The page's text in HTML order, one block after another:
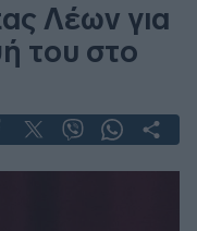
Λέων για
του στο